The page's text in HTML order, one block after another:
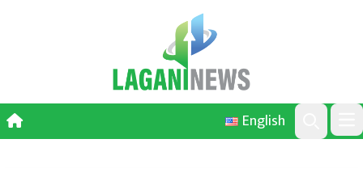
English
Search